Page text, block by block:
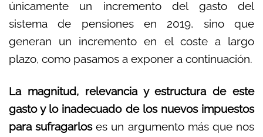
únicamente un incremento del gasto del
sistema de pensiones en 2019, sino que
generan un incremento en el coste a largo
plazo, como pasamos a exponer a continuación.
La magnitud, relevancia y estructura de este
gasto y lo inadecuado de los nuevos impuestos
para sufragarloses un argumento más que nos